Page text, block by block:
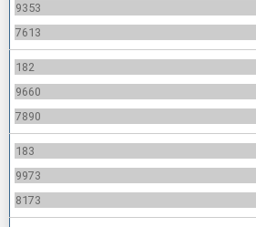
9353
7613
182
9660
7890
183
9973
8173